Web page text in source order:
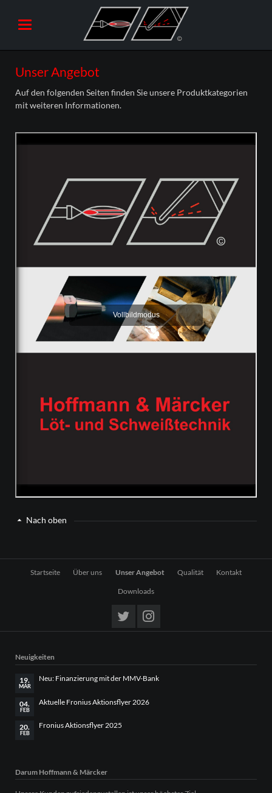
Unser Angebot
Auf den folgenden Seiten finden Sie unsere Produktkategorien
mit weiteren Informationen.
Nach oben
Navigation
Startseite Über uns Unser Angebot Qualität Kontakt
Downloads
Neuigkeiten
19.
MÄR
Neu: Finanzierung mit der MMV-Bank
04.
FEB
Aktuelle Fronius Aktionsflyer 2026
20.
FEB
Fronius Aktionsflyer 2025
Darum Hoffmann & Märcker